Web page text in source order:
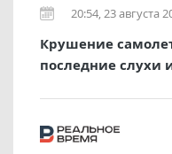
20:54, 23 августа
Крушение
последние слухи